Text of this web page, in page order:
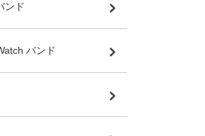
ンド
バンド